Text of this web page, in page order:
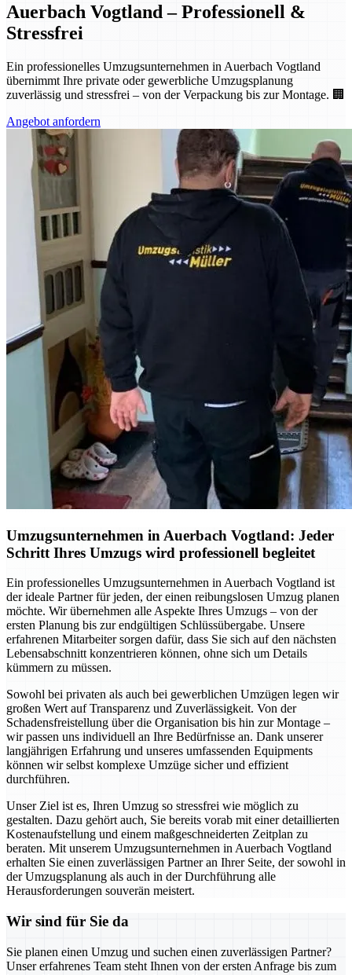
Auerbach Vogtland – Professionell &
Stressfrei
Ein professionelles Umzugsunternehmen in Auerbach Vogtland
übernimmt Ihre private oder gewerbliche Umzugsplanung
zuverlässig und stressfrei – von der Verpackung bis zur Montage. 🏢
Angebot anfordern
Umzugsunternehmen in Auerbach Vogtland: Jeder
Schritt Ihres Umzugs wird professionell begleitet
Ein professionelles Umzugsunternehmen in Auerbach Vogtland ist
der ideale Partner für jeden, der einen reibungslosen Umzug planen
möchte. Wir übernehmen alle Aspekte Ihres Umzugs – von der
ersten Planung bis zur endgültigen Schlüssübergabe. Unsere
erfahrenen Mitarbeiter sorgen dafür, dass Sie sich auf den nächsten
Lebensabschnitt konzentrieren können, ohne sich um Details
kümmern zu müssen.
Sowohl bei privaten als auch bei gewerblichen Umzügen legen wir
großen Wert auf Transparenz und Zuverlässigkeit. Von der
Schadensfreistellung über die Organisation bis hin zur Montage –
wir passen uns individuell an Ihre Bedürfnisse an. Dank unserer
langjährigen Erfahrung und unseres umfassenden Equipments
können wir selbst komplexe Umzüge sicher und effizient
durchführen.
Unser Ziel ist es, Ihren Umzug so stressfrei wie möglich zu
gestalten. Dazu gehört auch, Sie bereits vorab mit einer detaillierten
Kostenaufstellung und einem maßgeschneiderten Zeitplan zu
beraten. Mit unserem Umzugsunternehmen in Auerbach Vogtland
erhalten Sie einen zuverlässigen Partner an Ihrer Seite, der sowohl in
der Umzugsplanung als auch in der Durchführung alle
Herausforderungen souverän meistert.
Wir sind für Sie da
Sie planen einen Umzug und suchen einen zuverlässigen Partner?
Unser erfahrenes Team steht Ihnen von der ersten Anfrage bis zum